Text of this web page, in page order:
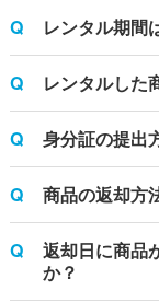
レンタル期間
レンタルした
身分証の提出
商品の返却方
返却日に商品
か？